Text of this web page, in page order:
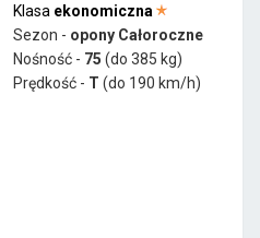
Klasa ekonomiczna
Sezon - opony Całoroczne
Nośność - 75 (do 385 kg)
Prędkość - T (do 190 km/h)